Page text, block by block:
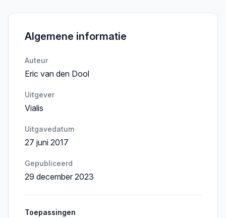
Algemene informatie
Auteur
Eric van den Dool
Uitgever
Vialis
Uitgavedatum
27 juni 2017
Gepubliceerd
29 december 2023
Toepassingen